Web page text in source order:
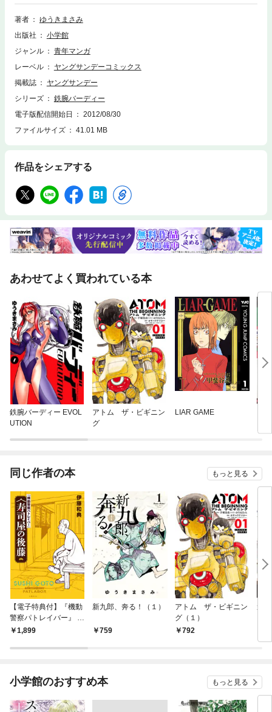
られて…
著者
ゆうきまさみ
出版社
小学館
ジャンル
青年マンガ
レーベル
ヤングサンデーコミックス
掲載誌
ヤングサンデー
シリーズ
鉄腕バーディー
電子版配信開始日
2012/08/30
ファイルサイズ
41.01 MB
作品をシェアする
あわせてよく買われている本
鉄腕バーディー EVOL
UTION
アトム ザ・ビギニン
グ
LIAR GAME
同じ作者の本 もっと見る
【電子特典付】『機動
警察パトレイバー』 寿
司屋の後藤
1,899
新九郎、奔る！（１）
759
アトム ザ・ビギニン
グ（１）
792
週
ビ
小学館のおすすめ本 もっと見る